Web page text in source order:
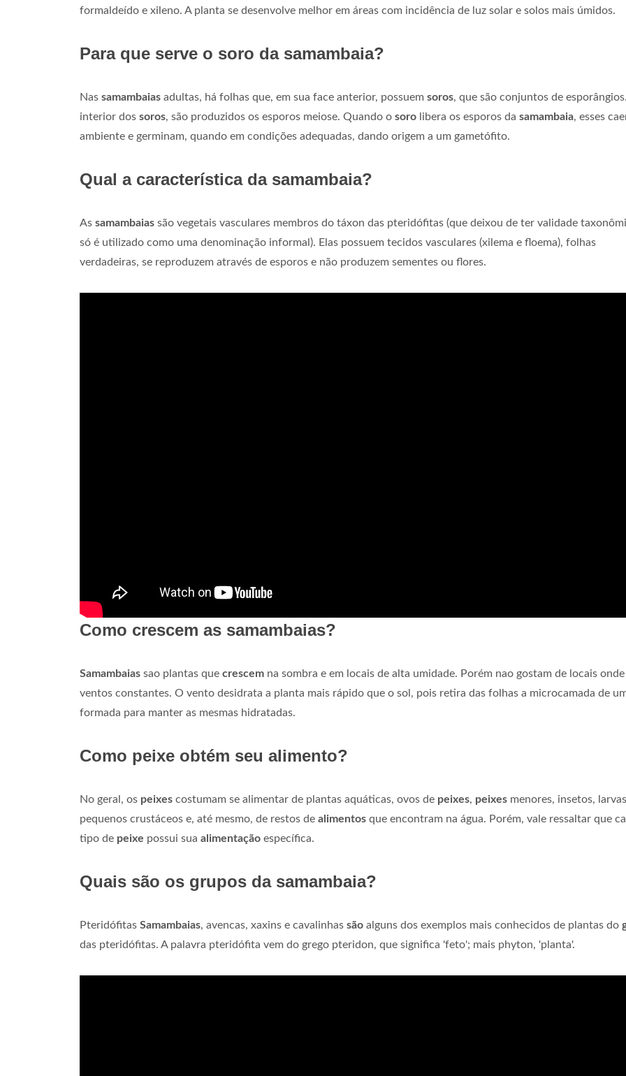
formaldeído e xileno. A planta se desenvolve melhor em áreas com incidência de luz solar e solos mais úmidos.
Para que serve o soro da samambaia?
Nas samambaias adultas, há folhas que, em sua face anterior, possuem soros, que são conjuntos de
interior dos soros, são produzidos os esporos meiose. Quando o soro libera os esporos da samambaia, esses
ambiente e germinam, quando em condições adequadas, dando origem a um gametófito.
Qual a característica da samambaia?
As samambaias são vegetais vasculares membros do táxon das pteridófitas (que deixou de ter validade
só é utilizado como uma denominação informal). Elas possuem tecidos vasculares (xilema e floema), folhas
verdadeiras, se reproduzem através de esporos e não produzem sementes ou flores.
Como crescem as samambaias?
Samambaias sao plantas que crescem na sombra e em locais de alta umidade. Porém nao gostam de locais onde
ventos constantes. O vento desidrata a planta mais rápido que o sol, pois retira das folhas a microcamada de
formada para manter as mesmas hidratadas.
Como peixe obtém seu alimento?
No geral, os peixes costumam se alimentar de plantas aquáticas, ovos de peixes, peixes menores, insetos,
pequenos crustáceos e, até mesmo, de restos de alimentos que encontram na água. Porém, vale ressaltar que
tipo de peixe possui sua alimentação específica.
Quais são os grupos da samambaia?
Pteridófitas Samambaias, avencas, xaxins e cavalinhas são alguns dos exemplos mais conhecidos de plantas do
das pteridófitas. A palavra pteridófita vem do grego pteridon, que significa 'feto'; mais phyton, 'planta'.